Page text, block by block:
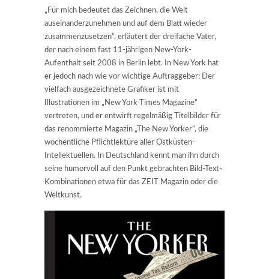
„Für mich bedeutet das Zeichnen, die Welt
auseinanderzunehmen und auf dem Blatt wieder
zusammenzusetzen“, erläutert der dreifache Vater,
der nach einem fast 11-jährigen New-York-
Aufenthalt seit 2008 in Berlin lebt. In New York hat
er jedoch nach wie vor wichtige Auftraggeber: Der
vielfach ausgezeichnete Grafiker ist mit
Illustrationen im „New York Times Magazine“
vertreten, und er entwirft regelmäßig Titelbilder für
das renommierte Magazin „The New Yorker“, die
wöchentliche Pflichtlektüre aller Ostküsten-
Intellektuellen. In Deutschland kennt man ihn durch
seine humorvoll auf den Punkt gebrachten Bild-Text-
Kombinationen etwa für das ZEIT Magazin oder die
Weltkunst.